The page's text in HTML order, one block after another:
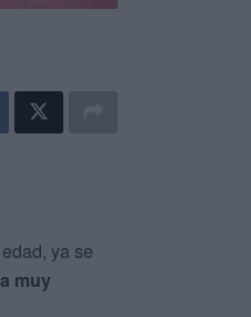
ya se
muy